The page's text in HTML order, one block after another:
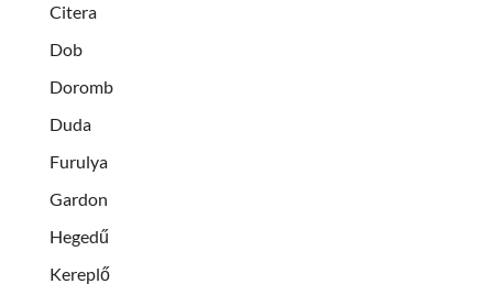
Citera
Dob
Doromb
Duda
Furulya
Gardon
Hegedű
Kereplő